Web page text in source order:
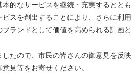
的なサービスを継続・充実するととも
スを創出することにより、さらに利用
ランドとして価値を高められる計画と
たので、市民の皆さんの御意見を反映
見等をお寄せください。